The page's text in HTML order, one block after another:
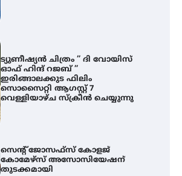
ട്യുണീഷ്യൻ ചിത്രം ” ദി വോയിസ്
ഓഫ് ഹിന്ദ് റജബ് ”
ഇരിങ്ങാലക്കുട ഫിലിം
സൊസൈറ്റി ആഗസ്റ്റ് 7
വെള്ളിയാഴ്ച സ്‌ക്രീൻ ചെയ്യുന്നു
സെന്റ് ജോസഫ്സ് കോളജ്
കോമേഴ്‌സ് അസോസിയേഷന്
തുടക്കമായി